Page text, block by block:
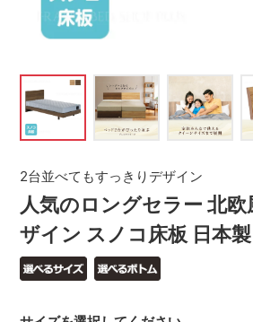
人気のロングセラー 北
ザイン スノコ床板 日本製
2台並べてもすっきりデザイン